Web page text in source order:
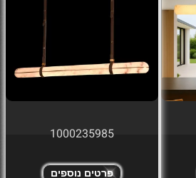
1000235985
פרטים נוספים